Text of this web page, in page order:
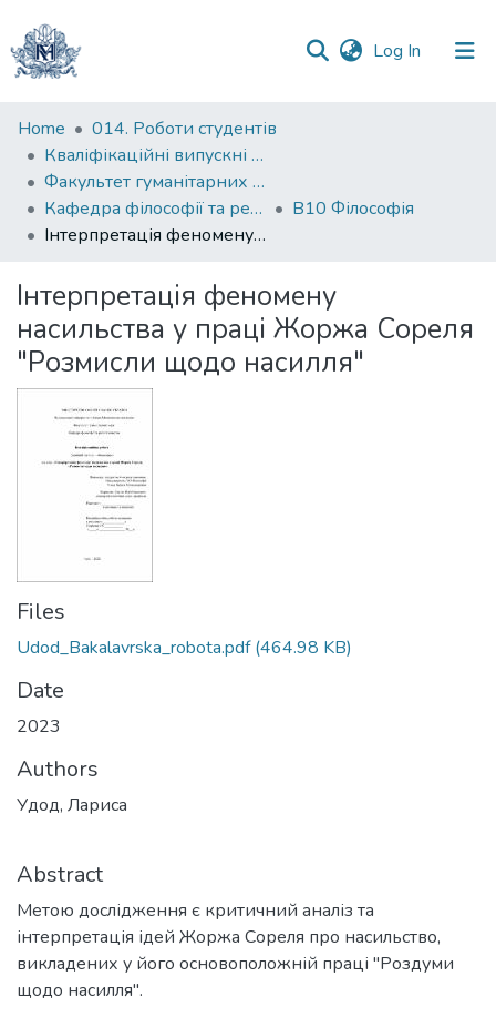
Log In (current)
Communities
&
Collections
All of DSpace
Statistics
Home
014. Роботи студентів
Кваліфікаційні випускні роботи здобувачів вищої освіти бакалаврських програм
Факультет гуманітарних наук
Кафедра філософії та релігієзнавства
В10 Філософія
Інтерпретація феномену насильства у праці Жоржа Сореля "Розмисли щодо насилля"
Інтерпретація феномену
насильства у праці Жоржа Сореля
"Розмисли щодо насилля"
Files
Udod_Bakalavrska_robota.pdf(464.98 KB)
Date
2023
Authors
Удод, Лариса
Abstract
Метою дослідження є критичний аналіз та
інтерпретація ідей Жоржа Сореля про насильство,
викладених у його основоположній праці "Роздуми
щодо насилля".